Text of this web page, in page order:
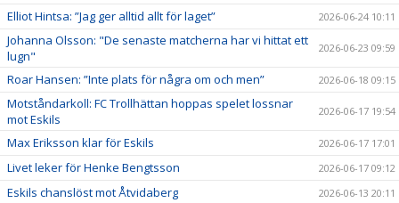
Elliot Hintsa: ”Jag ger alltid allt för laget” 2026-06-24 10:11
Johanna Olsson: "De senaste matcherna har vi hittat ett
lugn"
2026-06-23 09:59
Roar Hansen: ”Inte plats för några om och men” 2026-06-18 09:15
Motståndarkoll: FC Trollhättan hoppas spelet lossnar
mot Eskils
2026-06-17 19:54
Max Eriksson klar för Eskils 2026-06-17 17:01
Livet leker för Henke Bengtsson 2026-06-17 09:12
Eskils chanslöst mot Åtvidaberg 2026-06-13 20:11